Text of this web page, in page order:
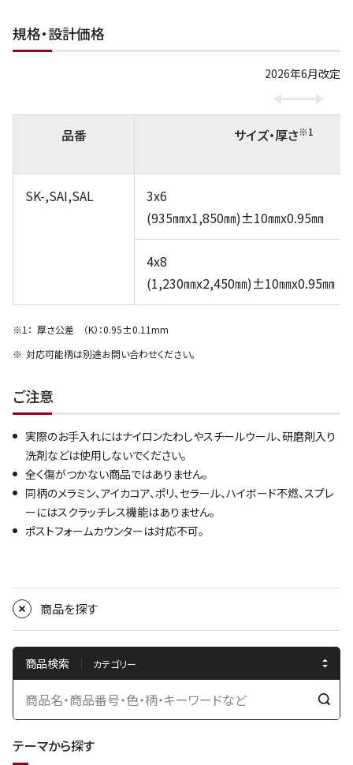
規格・設計価格
2026年6月改定
品番 サイズ・厚さ※1
SK-,SAI,SAL
3x6
(935㎜x1,850㎜)±10㎜x0.95㎜
4x8
(1,230㎜x2,450㎜)±10㎜x0.95㎜
厚さ公差 （K）：0.95±0.11mm
対応可能柄は別途お問い合わせください。
ご注意
実際のお手入れにはナイロンたわしやスチールウール、研磨剤入り
洗剤などは使用しないでください。
全く傷がつかない商品ではありません。
同柄のメラミン、アイカコア、ポリ、セラール、ハイボード不燃、スプレ
ーにはスクラッチレス機能はありません。
ポストフォームカウンターは対応不可。
商品を探す
商品検索
検
テーマから探す